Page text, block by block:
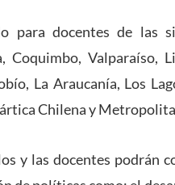
para docentes de las
Coquimbo,
La Araucanía, Los
Chilena y
y las docentes podrán